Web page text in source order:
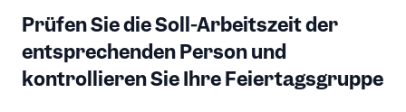
Prüfen Sie die Soll-Arbeitszeit der
entsprechenden Person und
kontrollieren Sie Ihre Feiertagsgruppe